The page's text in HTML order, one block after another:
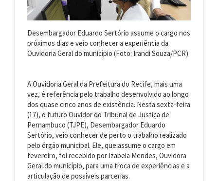
Desembargador Eduardo Sertório assume o cargo nos
próximos dias e veio conhecer a experiência da
Ouvidoria Geral do município (Foto: Irandi Souza/PCR)
A Ouvidoria Geral da Prefeitura do Recife, mais uma
vez, é referência pelo trabalho desenvolvido ao longo
dos quase cinco anos de existência. Nesta sexta-feira
(17), o futuro Ouvidor do Tribunal de Justiça de
Pernambuco (TJPE), Desembargador Eduardo
Sertório, veio conhecer de perto o trabalho realizado
pelo órgão municipal. Ele, que assume o cargo em
fevereiro, foi recebido por Izabela Mendes, Ouvidora
Geral do município, para uma troca de experiências e a
articulação de possíveis parcerias.